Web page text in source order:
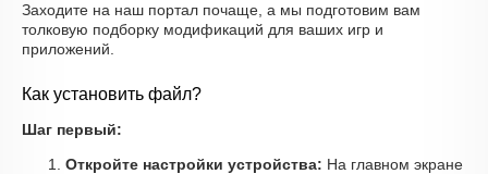
Заходите на наш портал почаще, а мы подготовим вам
толковую подборку модификаций для ваших игр и
приложений.
Как установить файл?
Шаг первый:
Откройте настройки устройства: На главном экране